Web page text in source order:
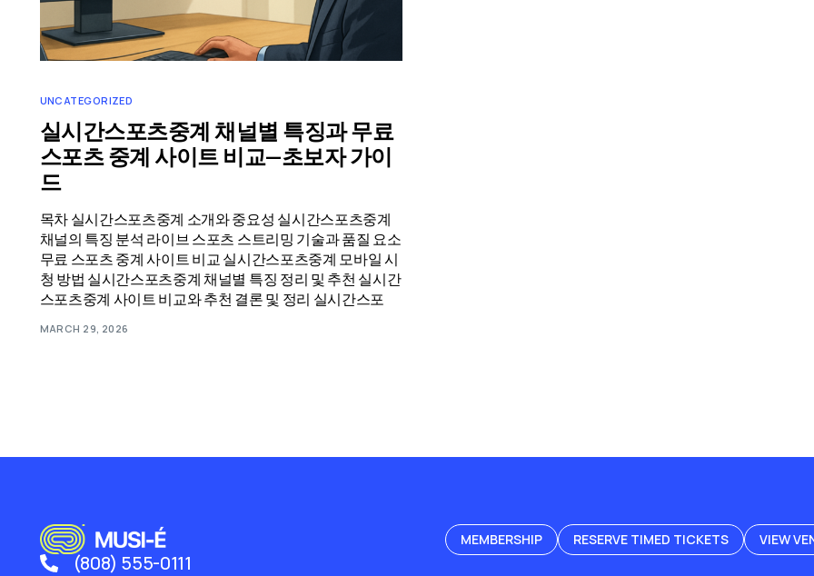
UNCATEGORIZED
실시간스포츠중계 채널별 특징과 무료
스포츠 중계 사이트 비교—초보자 가이
드
목차 실시간스포츠중계 소개와 중요성 실시간스포츠중계
채널의 특징 분석 라이브 스포츠 스트리밍 기술과 품질 요소
무료 스포츠 중계 사이트 비교 실시간스포츠중계 모바일 시
청 방법 실시간스포츠중계 채널별 특징 정리 및 추천 실시간
스포츠중계 사이트 비교와 추천 결론 및 정리 실시간스포
MARCH 29, 2026
(808) 555-0111
MEMBERSHIP RESERVE TIMED TICKETS VIEW